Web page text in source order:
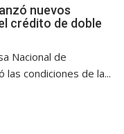
nuevos
crédito de doble
Nacional de
las condiciones de la...